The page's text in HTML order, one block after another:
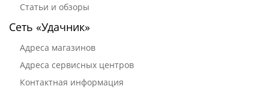
Статьи и обзоры
Сеть «Удачник»
Адреса магазинов
Адреса сервисных центров
Контактная информация